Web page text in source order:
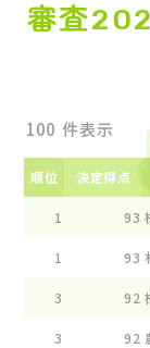
審査
件表示
順位 決定得点
1 93
1 93
3 92
3 92